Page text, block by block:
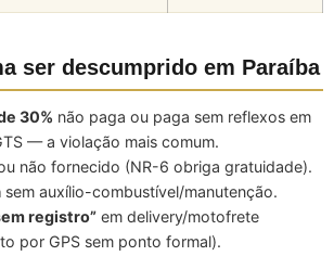
ser descumprido em Paraíba
30% não paga ou paga sem reflexos em
— a violação mais comum.
não fornecido (NR-6 obriga gratuidade).
sem auxílio-combustível/manutenção.
registro” em delivery/motofrete
por GPS sem ponto formal).